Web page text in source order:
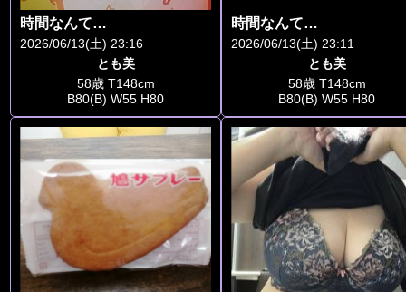
時間なんて…
2026/06/13(土) 23:16
とも美
58歳 T148cm
B80(B) W55 H80
時間なんて…
2026/06/13(土) 23:11
とも美
58歳 T148cm
B80(B) W55 H80